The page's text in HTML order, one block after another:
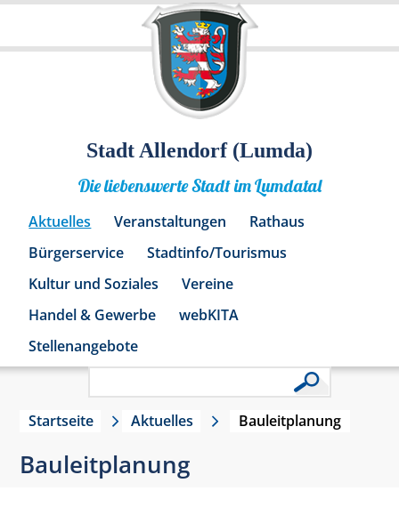
Stadt Allendorf (Lumda)
Die liebenswerte Stadt im Lumdatal
Aktuelles Veranstaltungen
Rathaus
Bürgerservice
Stadtinfo/Tourismus
Kultur und Soziales
Vereine
Handel & Gewerbe
webKITA
Stellenangebote
Startseite Aktuelles Bauleitplanung
Bauleitplanung